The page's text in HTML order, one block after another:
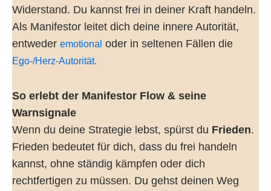
Widerstand. Du kannst frei in deiner Kraft handeln.
Als Manifestor leitet dich deine innere Autorität,
entweder emotional oder in seltenen Fällen die
Ego-/Herz-Autorität.
So erlebt der Manifestor Flow & seine
Warnsignale
Wenn du deine Strategie lebst, spürst du Frieden.
Frieden bedeutet für dich, dass du frei handeln
kannst, ohne ständig kämpfen oder dich
rechtfertigen zu müssen. Du gehst deinen Weg